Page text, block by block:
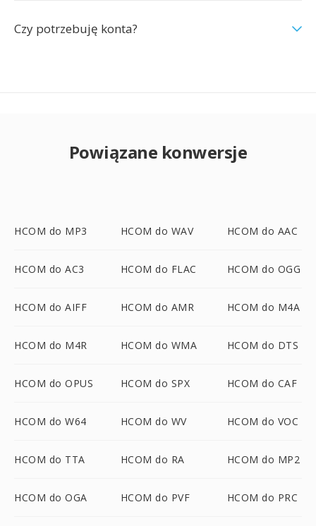
Czy potrzebuję konta?
Powiązane konwersje
HCOM do MP3 HCOM do WAV HCOM do AAC
HCOM do AC3 HCOM do FLAC HCOM do OGG
HCOM do AIFF HCOM do AMR HCOM do M4A
HCOM do M4R HCOM do WMA HCOM do DTS
HCOM do OPUS HCOM do SPX HCOM do CAF
HCOM do W64 HCOM do WV HCOM do VOC
HCOM do TTA HCOM do RA HCOM do MP2
HCOM do OGA HCOM do PVF HCOM do PRC